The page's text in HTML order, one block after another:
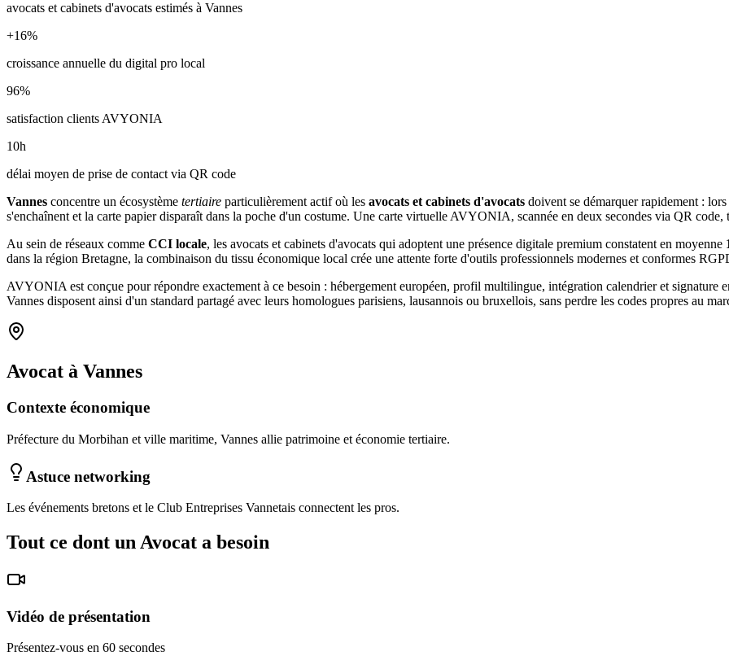
avocats et cabinets d'avocats estimés à Vannes
+16%
croissance annuelle du digital pro local
96%
satisfaction clients AVYONIA
10h
délai moyen de prise de contact via QR code
Vannes concentre un écosystème tertiaire particulièrement actif où les avocats et cabinets d'avocats doivent se démarquer rapidement : lors
s'enchaînent et la carte papier disparaît dans la poche d'un costume. Une carte virtuelle AVYONIA, scannée en deux secondes via QR
Au sein de réseaux comme CCI locale, les avocats et cabinets d'avocats qui adoptent une présence digitale premium constatent en moyenne
dans la région Bretagne, la combinaison du tissu économique local crée une attente forte d'outils professionnels modernes et conformes
AVYONIA est conçue pour répondre exactement à ce besoin : hébergement européen, profil multilingue, intégration calendrier et signature
Vannes disposent ainsi d'un standard partagé avec leurs homologues parisiens, lausannois ou bruxellois, sans perdre les codes propres au
Avocat à Vannes
Contexte économique
Préfecture du Morbihan et ville maritime, Vannes allie patrimoine et économie tertiaire.
Astuce networking
Les événements bretons et le Club Entreprises Vannetais connectent les pros.
Tout ce dont un Avocat a besoin
Vidéo de présentation
Présentez-vous en 60 secondes